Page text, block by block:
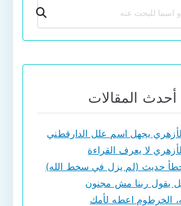
بحث
أحدث المقالات
يجهل اسم علل الدارقطني
لا يعرف القراءة
حديث (لم يزل في سخط الله)
يقول ربنا مش مجنون
الخرطوم اعطه لأمك